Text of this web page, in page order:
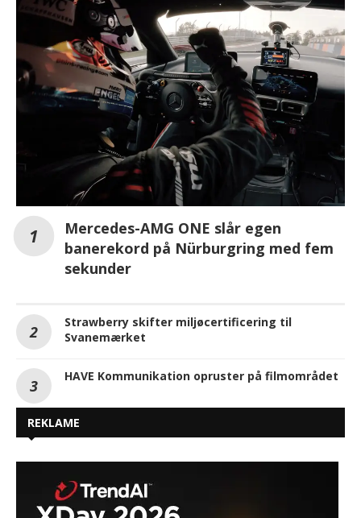
Mercedes-AMG ONE slår egen
banerekord på Nürburgring med fem
sekunder
Strawberry skifter miljøcertificering til
Svanemærket
HAVE Kommunikation opruster på filmområdet
REKLAME